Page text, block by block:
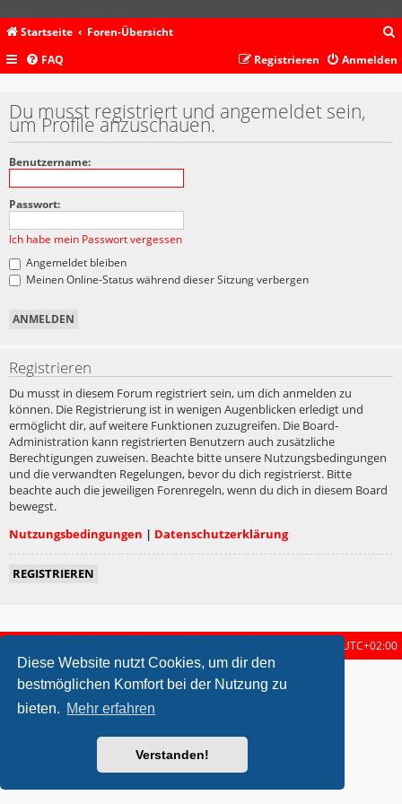
Diese Website nutzt Cookies, um dir den
bestmöglichen Komfort bei der Nutzung zu
bieten. Mehr erfahren
Verstanden!
Startseite Foren-Übersicht
c
FAQ Anmelden
Registrieren
Du musst registriert und angemeldet sein,
um Profile anzuschauen.
Benutzername:
Passwort:
Ich habe mein Passwort vergessen
Angemeldet bleiben
Meinen Online-Status während dieser Sitzung verbergen
Registrieren
Du musst in diesem Forum registriert sein, um dich anmelden zu
können. Die Registrierung ist in wenigen Augenblicken erledigt und
ermöglicht dir, auf weitere Funktionen zuzugreifen. Die Board-
Administration kann registrierten Benutzern auch zusätzliche
Berechtigungen zuweisen. Beachte bitte unsere Nutzungsbedingungen
und die verwandten Regelungen, bevor du dich registrierst. Bitte
beachte auch die jeweiligen Forenregeln, wenn du dich in diesem Board
bewegst.
Nutzungsbedingungen | Datenschutzerklärung
REGISTRIEREN
UTC+02:00
metrolike style by Eric Seguin Updated for phpBB3.2 by
Powered byphpBB ® Forum Software © phpBB Limited
Deutsche Übersetzung durch